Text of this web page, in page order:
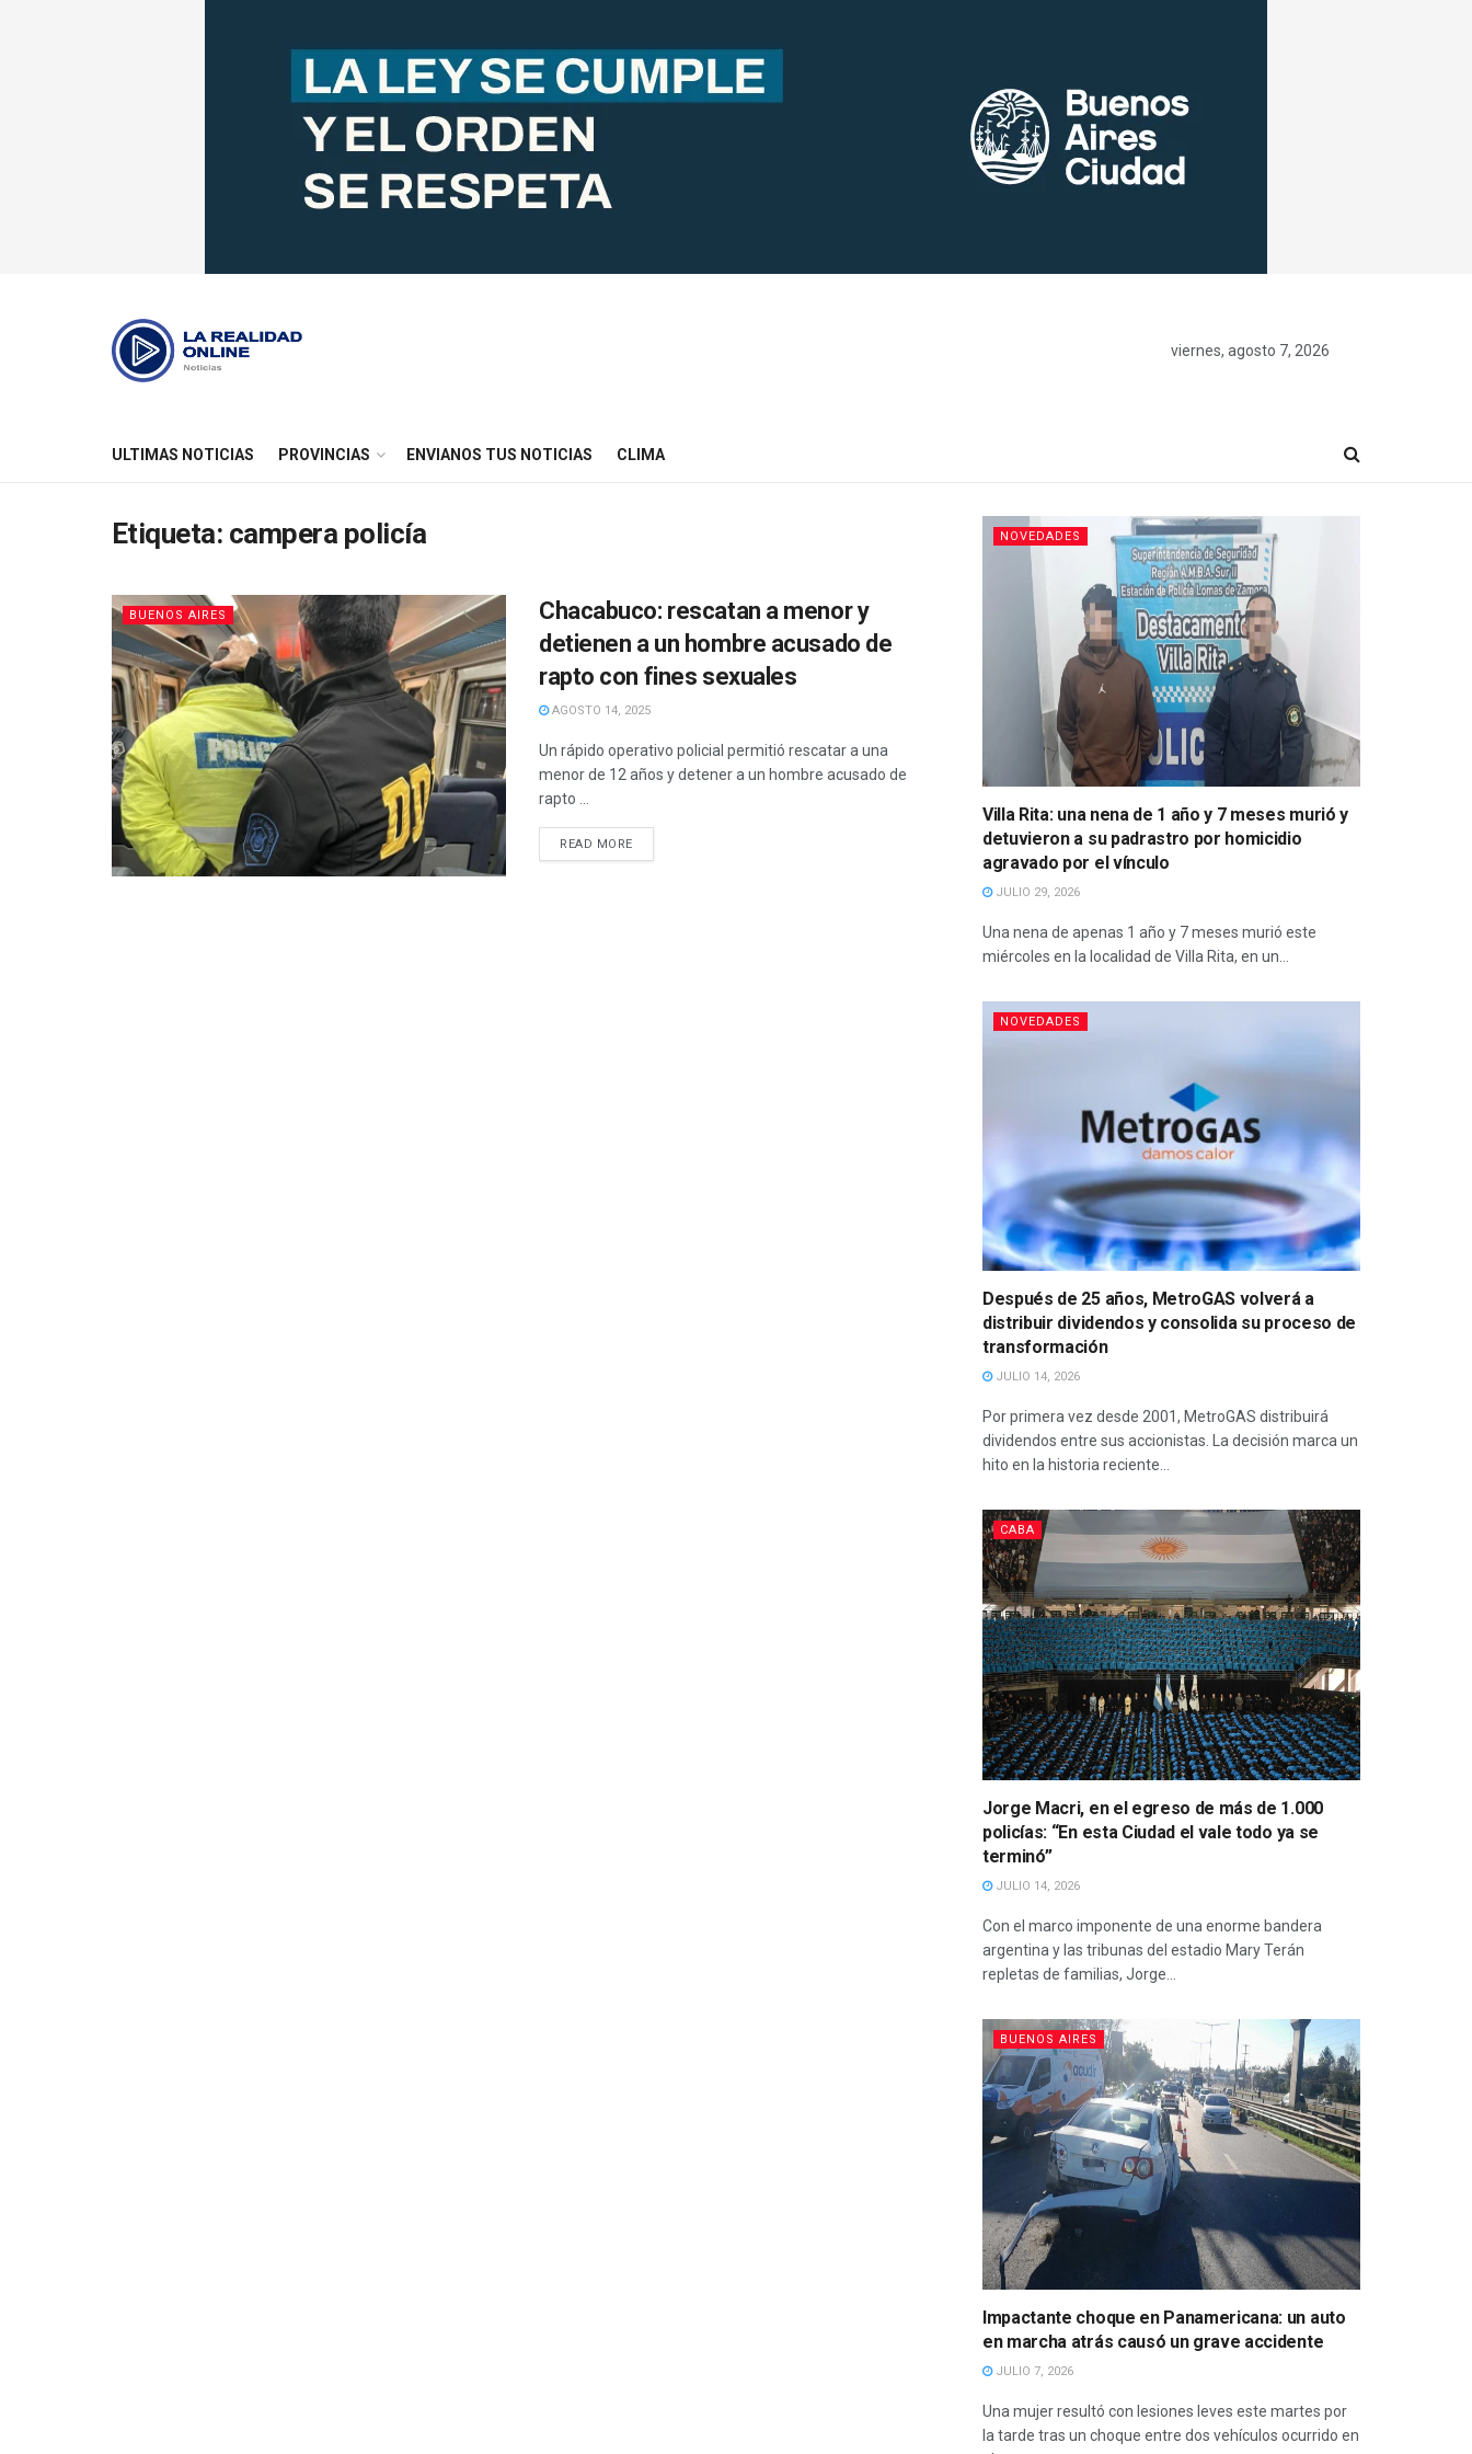
viernes, agosto 7, 2026
ULTIMAS NOTICIAS PROVINCIAS ENVIANOS TUS NOTICIAS CLIMA
Etiqueta: campera policía
BUENOS AIRES
Chacabuco: rescatan a menor y
detienen a un hombre acusado de
rapto con fines sexuales
AGOSTO 14, 2025
Un rápido operativo policial permitió rescatar a una
menor de 12 años y detener a un hombre acusado de
rapto ...
READ MORE
NOVEDADES
Villa Rita: una nena de 1 año y 7 meses murió y
detuvieron a su padrastro por homicidio
agravado por el vínculo
JULIO 29, 2026
Una nena de apenas 1 año y 7 meses murió este
miércoles en la localidad de Villa Rita, en un...
NOVEDADES
Después de 25 años, MetroGAS volverá a
distribuir dividendos y consolida su proceso de
transformación
JULIO 14, 2026
Por primera vez desde 2001, MetroGAS distribuirá
dividendos entre sus accionistas. La decisión marca un
hito en la historia reciente...
CABA
Jorge Macri, en el egreso de más de 1.000
policías: “En esta Ciudad el vale todo ya se
terminó”
JULIO 14, 2026
Con el marco imponente de una enorme bandera
argentina y las tribunas del estadio Mary Terán
repletas de familias, Jorge...
BUENOS AIRES
Impactante choque en Panamericana: un auto
en marcha atrás causó un grave accidente
JULIO 7, 2026
Una mujer resultó con lesiones leves este martes por
la tarde tras un choque entre dos vehículos ocurrido en